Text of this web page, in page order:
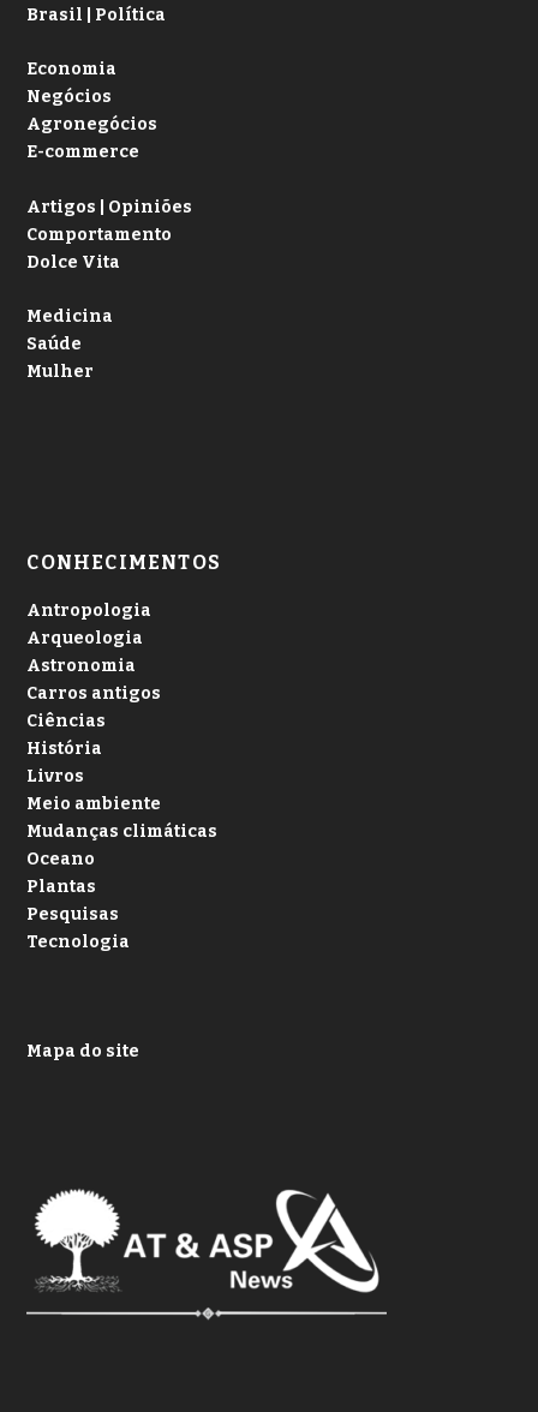
Brasil | Política
Economia
Negócios
Agronegócios
E-commerce
Artigos | Opiniões
Comportamento
Dolce Vita
Medicina
Saúde
Mulher
CONHECIMENTOS
Antropologia
Arqueologia
Astronomia
Carros antigos
Ciências
História
Livros
Meio ambiente
Mudanças climáticas
Oceano
Plantas
Pesquisas
Tecnologia
Mapa do site